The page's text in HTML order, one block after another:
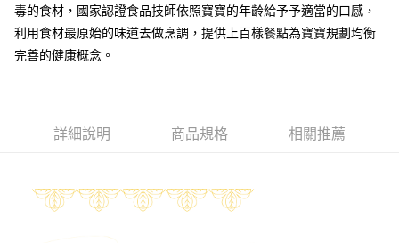
流程，驗證手機門號後，選擇欲分期的期數、繳款截止日，確認付款後即完
成交易。
3.實際核准額度、可分期數及費用金額請依後續交易確認頁面所載為準。
4.訂單成立30分鐘內，如未前往確認交易或遇審核未通過，訂單將自動取
醒簡訊。
【注意事項】
1.本服務係由「台灣大哥大股份有限公司」（以下簡稱本公司）所提供，讓
【關於「AFTEE先享後付」】
AFTEE先享後付是「在收到商品之後才付款」的支付方式。 讓您購物簡單
便利好安心！
１．簡單：不需註冊會員、不需綁卡、不需儲值。
１．於結帳方式選擇「AFTEE先享後付」後，將跳轉至「AFTEE先享後付」
３．收到繳費通知簡訊後14天內，點擊此簡訊中的連結，可透過四大超商／
ATM／網路銀行／等多元方式進行付款，方視為交易完成。
購買商品的店家。未經商家同意取消之訂單仍視為有效，需透過AFTEE先享
冷凍宅配-本島
每筆NT$150，滿NT$1,500(含以上)免運費
毒的食材，國家認證食品技師依照寶寶的年齡給予予適當的口感，
利用食材最原始的味道去做烹調，提供上百樣餐點為寶寶規劃均衡
完善的健康概念。
詳細說明 商品規格 相關推薦